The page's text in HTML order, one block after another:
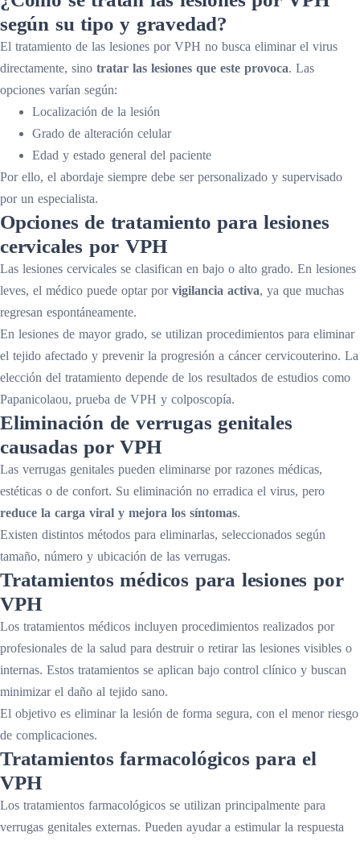
según su tipo y gravedad?
El tratamiento de las lesiones por VPH no busca eliminar el virus
directamente, sino tratar las lesiones que este provoca. Las
opciones varían según:
Localización de la lesión
Grado de alteración celular
Edad y estado general del paciente
Por ello, el abordaje siempre debe ser personalizado y supervisado
por un especialista.
Opciones de tratamiento para lesiones
cervicales por VPH
Las lesiones cervicales se clasifican en bajo o alto grado. En lesiones
leves, el médico puede optar por vigilancia activa, ya que muchas
regresan espontáneamente.
En lesiones de mayor grado, se utilizan procedimientos para eliminar
el tejido afectado y prevenir la progresión a cáncer cervicouterino. La
elección del tratamiento depende de los resultados de estudios como
Papanicolaou, prueba de VPH y colposcopía.
Eliminación de verrugas genitales
causadas por VPH
Las verrugas genitales pueden eliminarse por razones médicas,
estéticas o de confort. Su eliminación no erradica el virus, pero
reduce la carga viral y mejora los síntomas.
Existen distintos métodos para eliminarlas, seleccionados según
tamaño, número y ubicación de las verrugas.
Tratamientos médicos para lesiones por
VPH
Los tratamientos médicos incluyen procedimientos realizados por
profesionales de la salud para destruir o retirar las lesiones visibles o
internas. Estos tratamientos se aplican bajo control clínico y buscan
minimizar el daño al tejido sano.
El objetivo es eliminar la lesión de forma segura, con el menor riesgo
de complicaciones.
Tratamientos farmacológicos para el
VPH
Los tratamientos farmacológicos se utilizan principalmente para
verrugas genitales externas. Pueden ayudar a estimular la respuesta